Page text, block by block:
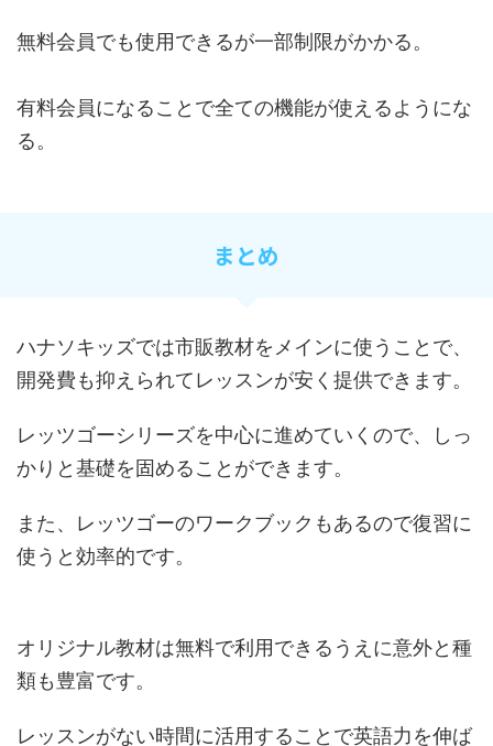
無料会員でも使用できるが一部制限がかかる。
有料会員になることで全ての機能が使えるようにな
る。
まとめ
ハナソキッズでは市販教材をメインに使うことで、
開発費も抑えられてレッスンが安く提供できます。
レッツゴーシリーズを中心に進めていくので、しっ
かりと基礎を固めることができます。
また、レッツゴーのワークブックもあるので復習に
使うと効率的です。
オリジナル教材は無料で利用できるうえに意外と種
類も豊富です。
レッスンがない時間に活用することで英語力を伸ば